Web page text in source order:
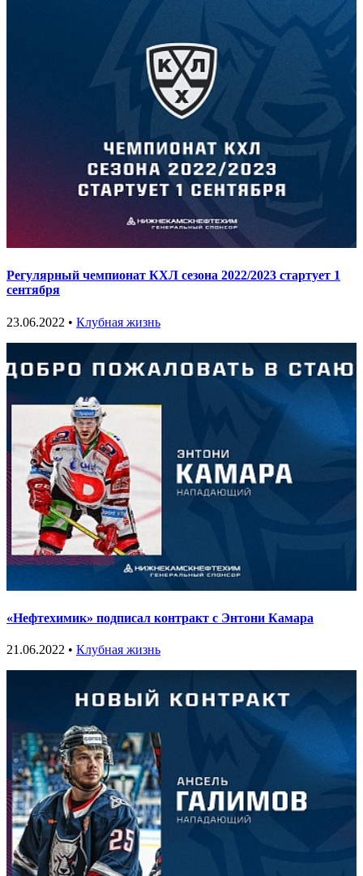
Регулярный чемпионат КХЛ сезона 2022/2023 стартует 1
сентября
23.06.2022 • Клубная жизнь
«Нефтехимик» подписал контракт с Энтони Камара
21.06.2022 • Клубная жизнь